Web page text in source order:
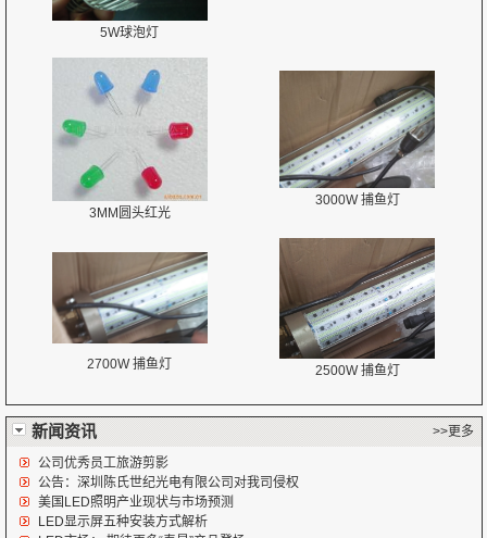
5W球泡灯
3MM圆头红光
3000W 捕鱼灯
2700W 捕鱼灯 2500W 捕鱼灯
新闻资讯 >>更多
公司优秀员工旅游剪影
公告：深圳陈氏世纪光电有限公司对我司侵权
美国LED照明产业现状与市场预测
LED显示屏五种安装方式解析